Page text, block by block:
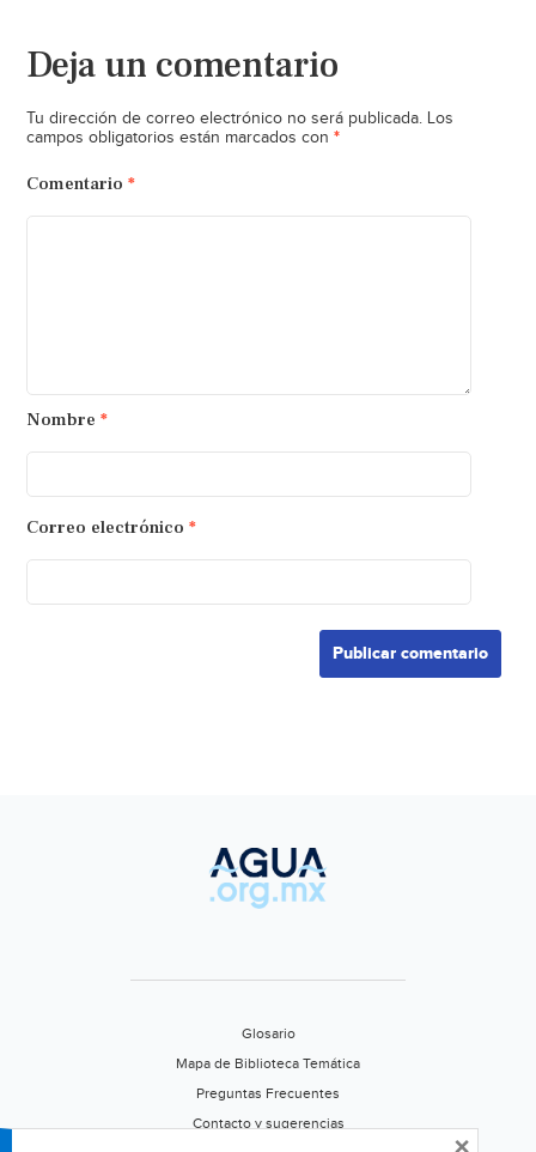
Deja un comentario
Tu dirección de correo electrónico no será publicada. Los
campos obligatorios están marcados con *
Comentario *
Nombre *
Correo electrónico *
Glosario
Mapa de Biblioteca Temática
Preguntas Frecuentes
Contacto y sugerencias